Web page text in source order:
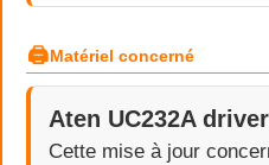
🖨Matériel concerné
Aten UC232A
Cette mise à jour